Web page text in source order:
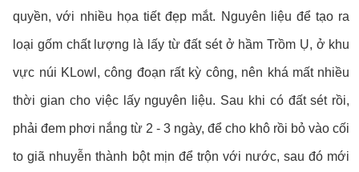
quyền, với nhiều họa tiết đẹp mắt. Nguyên liệu để tạo ra
loại gốm chất lượng là lấy từ đất sét ở hầm Trồm Ụ, ở khu
vực núi KLowl, công đoạn rất kỳ công, nên khá mất nhiều
thời gian cho việc lấy nguyên liệu. Sau khi có đất sét rồi,
phải đem phơi nắng từ 2 - 3 ngày, để cho khô rồi bỏ vào cối
to giã nhuyễn thành bột mịn để trộn với nước, sau đó mới